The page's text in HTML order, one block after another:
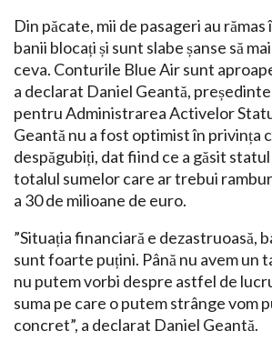
Din păcate, mii de pasageri au
banii blocați și sunt slabe șanse să
ceva. Conturile Blue Air sunt
a declarat Daniel Geantă,
pentru Administrarea Activelor
Geantă nu a fost optimist în privința
despăgubiți, dat fiind ce a găsit
totalul sumelor care ar trebui
a 30 de milioane de euro.
”Situația financiară e dezastruoasă,
sunt foarte puțini. Până nu avem un
nu putem vorbi despre astfel de
suma pe care o putem strânge vom
concret”, a declarat Daniel Geantă.